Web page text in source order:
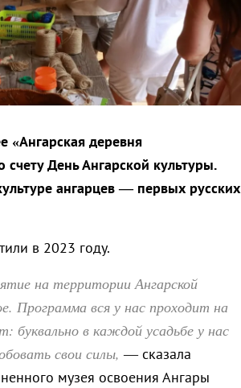
«Ангарская деревня
День Ангарской культуры.
ангарцев — первых русских
в 2023 году.
на территории Ангарской
Программа вся у нас проходит на
буквально в каждой усадьбе у нас
свои силы, — сказала
музея освоения Ангары